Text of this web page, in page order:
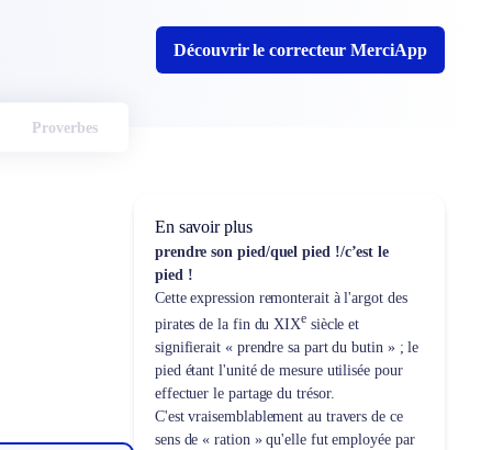
Découvrir le correcteur MerciApp
Proverbes
En savoir plus
prendre son pied/quel pied !/c’est le
pied !
Cette expression remonterait à l'argot des
pirates de la fin du XIXesiècle et
signifierait « prendre sa part du butin » ; le
pied étant l'unité de mesure utilisée pour
effectuer le partage du trésor.
C'est vraisemblablement au travers de ce
sens de « ration » qu'elle fut employée par